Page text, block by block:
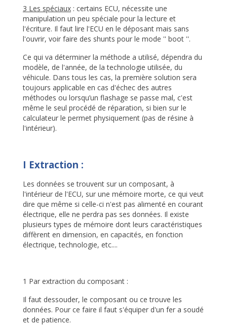
3 Les spéciaux : certains ECU, nécessite une
manipulation un peu spéciale pour la lecture et
l'écriture. Il faut lire l'ECU en le déposant mais sans
l'ouvrir, voir faire des shunts pour le mode '' boot ''.
Ce qui va déterminer la méthode a utilisé, dépendra du
modèle, de l'année, de la technologie utilisée, du
véhicule. Dans tous les cas, la première solution sera
toujours applicable en cas d'échec des autres
méthodes ou lorsqu’un flashage se passe mal, c'est
même le seul procédé de réparation, si bien sur le
calculateur le permet physiquement (pas de résine à
l'intérieur).
I Extraction :
Les données se trouvent sur un composant, à
l'intérieur de l'ECU, sur une mémoire morte, ce qui veut
dire que même si celle-ci n'est pas alimenté en courant
électrique, elle ne perdra pas ses données. Il existe
plusieurs types de mémoire dont leurs caractéristiques
diffèrent en dimension, en capacités, en fonction
électrique, technologie, etc....
1 Par extraction du composant :
Il faut dessouder, le composant ou ce trouve les
données. Pour ce faire il faut s'équiper d'un fer a soudé
et de patience.